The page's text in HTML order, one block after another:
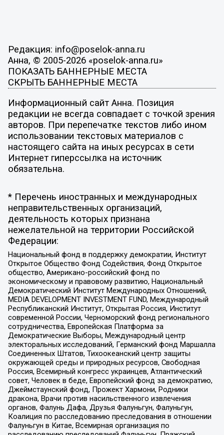
Редакция: info@poselok-anna.ru
Анна, © 2005-2026 «poselok-anna.ru»
ПОКАЗАТЬ БАННЕРНЫЕ МЕСТА
СКРЫТЬ БАННЕРНЫЕ МЕСТА
Информационный сайт Анна. Позиция
редакции не всегда совпадает с точкой зрения
авторов. При перепечатке текстов либо ином
использовании текстовых материалов с
настоящего сайта на иных ресурсах в сети
Интернет гиперссылка на источник
обязательна.
* Перечень иностранных и международных
неправительственных организаций,
деятельность которых признана
нежелательной на территории Российской
Федерации:
Национальный фонд в поддержку демократии, Институт
Открытое Общество Фонд Содействия, Фонд Открытое
общество, Американо-российский фонд по
экономическому и правовому развитию, Национальный
Демократический Институт Международных Отношений,
MEDIA DEVELOPMENT INVESTMENT FUND, Международный
Республиканский Институт, Открытая Россия, Институт
современной России, Черноморский фонд регионального
сотрудничества, Европейская Платформа за
Демократические Выборы, Международный центр
электоральных исследований, Германский фонд Маршалла
Соединенных Штатов, Тихоокеанский центр защиты
окружающей среды и природных ресурсов, Свободная
Россия, Всемирный конгресс украинцев, Атлантический
совет, Человек в беде, Европейский фонд за демократию,
Джеймстаунский фонд, Прожект Хармони, Родники
дракона, Врачи против насильственного извлечения
органов, Фалунь Дафа, Друзья Фалуньгун, Фалуньгун,
Коалиция по расследованию преследования в отношении
Фалуньгун в Китае, Всемирная организация по